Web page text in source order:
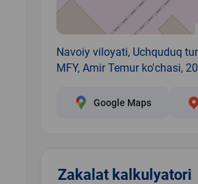
Navoiy viloyati, Uchquduq
MFY, Amir Temur ko'chasi,
Google Maps
Zakalat kalkulyatori